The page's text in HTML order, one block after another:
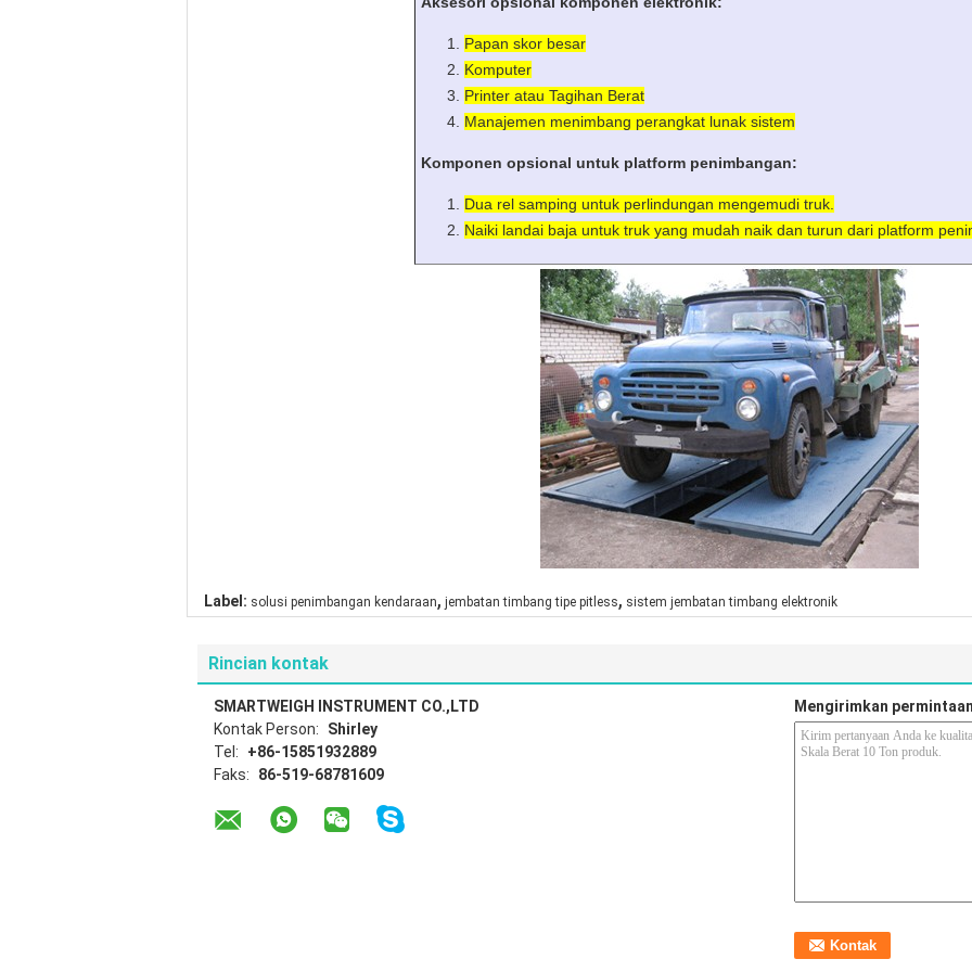
Papan skor besar
Komputer
Printer atau Tagihan Berat
Manajemen menimbang perangkat lunak sistem
Komponen opsional untuk platform penimbangan:
Dua rel samping untuk perlindungan mengemudi truk.
Naiki landai baja untuk truk yang mudah naik dan turun dari platform
Label: solusi penimbangan kendaraan, jembatan timbang tipe pitless, sistem jembatan timbang elektronik
Rincian kontak
SMARTWEIGH INSTRUMENT CO.,LTD
Kontak Person:
Shirley
Tel:
+86-15851932889
Faks:
86-519-68781609
Mengirimkan